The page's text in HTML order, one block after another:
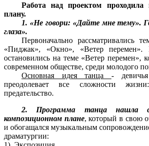
Работа над проектом проходила
плану.
1. «Не говори: «Дайте мне тему».
глаза».
Первоначально рассматривались
«Пиджак», «Окно», «Ветер перемен».
остановились на теме «Ветер перемен»,
современном обществе, среди молодого
Основная идея танца -
преодолевает все сложности
предательство.
2. Программа танца нашла
композиционном плане, который в свою
и обогащался музыкальным
драматургии: